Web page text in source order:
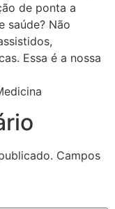
de ponta a
saúde? Não
Essa é a nossa
Campos